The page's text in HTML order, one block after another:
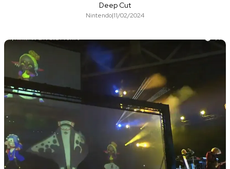
Deep Cut
Nintendo|11/02/2024